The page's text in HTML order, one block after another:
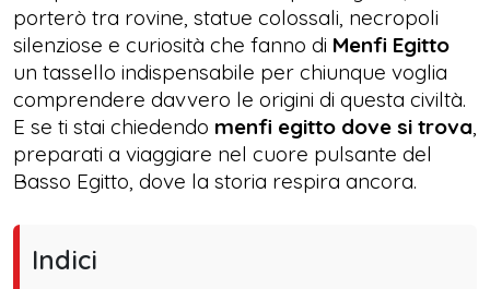
porterò tra rovine, statue colossali, necropoli
silenziose e curiosità che fanno di Menfi Egitto
un tassello indispensabile per chiunque voglia
comprendere davvero le origini di questa civiltà.
E se ti stai chiedendo menfi egitto dove si trova,
preparati a viaggiare nel cuore pulsante del
Basso Egitto, dove la storia respira ancora.
Indici